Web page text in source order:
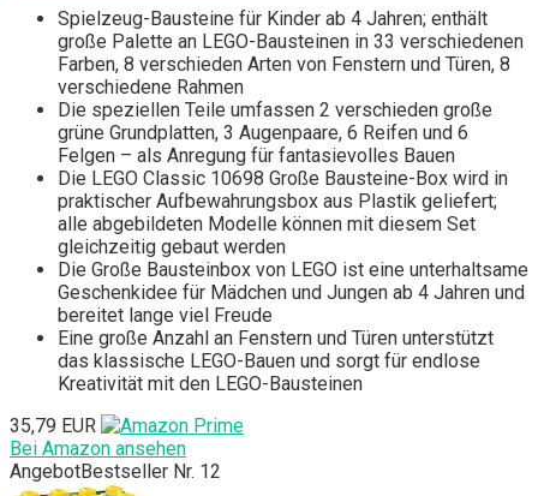
Spielzeug-Bausteine für Kinder ab 4 Jahren; enthält
große Palette an LEGO-Bausteinen in 33 verschiedenen
Farben, 8 verschieden Arten von Fenstern und Türen, 8
verschiedene Rahmen
Die speziellen Teile umfassen 2 verschieden große
grüne Grundplatten, 3 Augenpaare, 6 Reifen und 6
Felgen – als Anregung für fantasievolles Bauen
Die LEGO Classic 10698 Große Bausteine-Box wird in
praktischer Aufbewahrungsbox aus Plastik geliefert;
alle abgebildeten Modelle können mit diesem Set
gleichzeitig gebaut werden
Die Große Bausteinbox von LEGO ist eine unterhaltsame
Geschenkidee für Mädchen und Jungen ab 4 Jahren und
bereitet lange viel Freude
Eine große Anzahl an Fenstern und Türen unterstützt
das klassische LEGO-Bauen und sorgt für endlose
Kreativität mit den LEGO-Bausteinen
35,79 EUR
Bei Amazon ansehen
AngebotBestseller Nr. 12